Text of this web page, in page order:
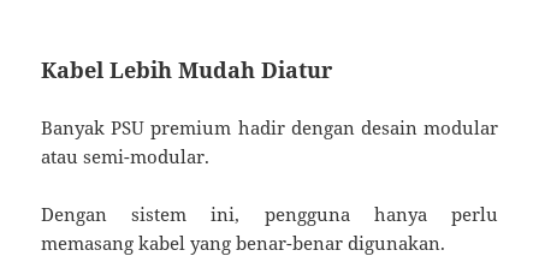
Kabel Lebih Mudah Diatur
Banyak PSU premium hadir dengan desain modular
atau semi-modular.
Dengan sistem ini, pengguna hanya perlu
memasang kabel yang benar-benar digunakan.